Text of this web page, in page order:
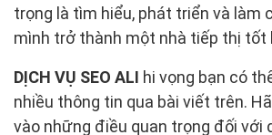
trọng là tìm hiểu, phát triển và làm
mình trở thành một nhà tiếp thị tốt
DỊCH VỤ SEO ALI hi vọng bạn có
nhiều thông tin qua bài viết trên.
vào những điều quan trọng đối với